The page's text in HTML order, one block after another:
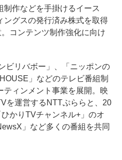
制作などを手掛けるイース
ングスの発行済み株式を取得
コンテンツ制作強化に向け
ビリバボー」、「ニッポンの
」などのテレビ番組制
ティンメント事業を展開。映
を運営するNTTぷららと、20
かりTVチャンネル+」のオ
」など多くの番組を共同